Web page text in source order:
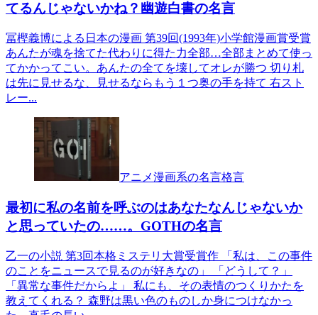
てるんじゃないかね？幽遊白書の名言
冨樫義博による日本の漫画 第39回(1993年)小学館漫画賞受賞
あんたが魂を捨てた代わりに得た力全部…全部まとめて使っ
てかかってこい。あんたの全てを壊してオレが勝つ 切り札
は先に見せるな、見せるならもう１つ奥の手を持て 右スト
レー...
アニメ漫画系の名言格言
最初に私の名前を呼ぶのはあなたなんじゃないか
と思っていたの……。GOTHの名言
乙一の小説 第3回本格ミステリ大賞受賞作 「私は、この事件
のことをニュースで見るのが好きなの」 「どうして？」
「異常な事件だからよ」 私にも、その表情のつくりかたを
教えてくれる？ 森野は黒い色のものしか身につけなかっ